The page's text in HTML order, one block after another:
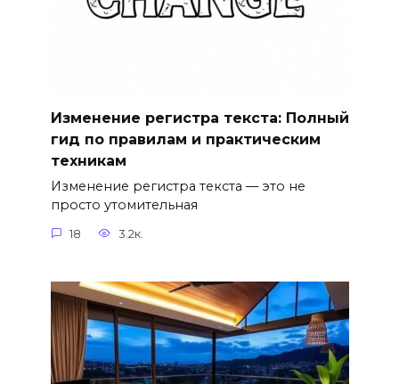
Изменение регистра текста: Полный
гид по правилам и практическим
техникам
Изменение регистра текста — это не
просто утомительная
18 3.2к.